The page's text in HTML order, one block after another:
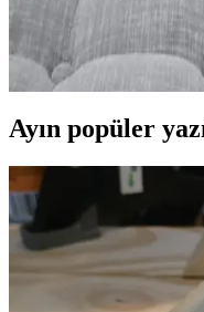
Yazılı dekoratif yastıklar,
estetikle fonksiyonelliği bir
yer alır.
Ayın popüler